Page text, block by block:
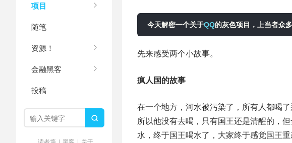
项目
随笔
资源！
金融黑客
投稿

读者墙 | 黑客 | 关于
今天解密一个关于QQ的灰色项目，上当者众
先来感受两个小故事。
疯人国的故事
在一个地方，河水被污染了，所有人都喝
所以他没有去喝，只有国王还是清醒的，
水，终于国王喝水了，大家终于感觉国王重